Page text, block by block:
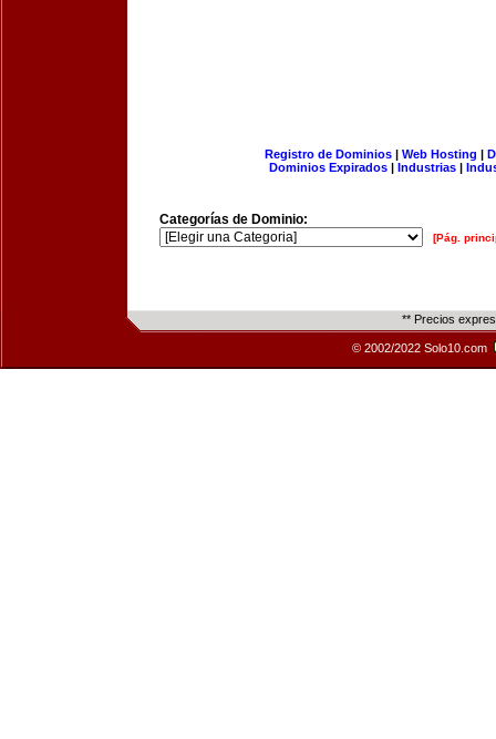
Registro de Dominios| Web Hosting |
Dominios Expirados | Industrias |
Categorías de Dominio:
[Pág.
** Precios
© 2002/2022 Solo10.com